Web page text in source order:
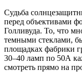
Судьба
перед объективами
Голливуда. То, что
темными стеклами,
площадках фабрики
30–40 ламп по 50А
смотреть прямо на